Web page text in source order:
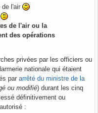
l'air
de l'air ou la
des opérations
privées par les officiers ou
nationale qui étaient
par arrêté du ministre de la
ou modifié) durant les cinq
définitivement ou
: